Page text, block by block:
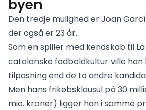
byen
Den tredje mulighed er Joan
der også er 23 år.
Som en spiller med kendskab til
catalanske fodboldkultur ville
tilpasning end de to andre
Men hans frikøbsklausul på 30
mio. kroner) ligger han i samme